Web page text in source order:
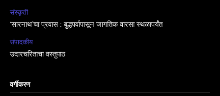
संस्कृती
‘सारनाथ’चा प्रवास : बुद्धपर्वापासून जागतिक वारसा स्थळापर्यंत
संपादकीय
उदारचरिताचा वस्तुपाठ
वर्गीकरण